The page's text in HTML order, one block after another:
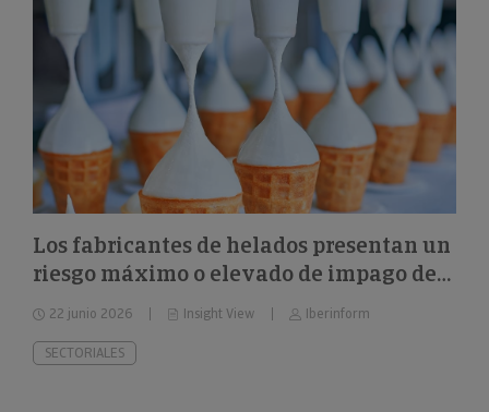
Los fabricantes de helados presentan un
riesgo máximo o elevado de impago del
26%
22 junio 2026 Insight View Iberinform
SECTORIALES